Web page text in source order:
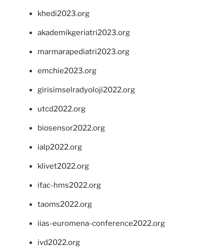
khedi2023.org
akademikgeriatri2023.org
marmarapediatri2023.org
emchie2023.org
girisimselradyoloji2022.org
utcd2022.org
biosensor2022.org
ialp2022.org
klivet2022.org
ifac-hms2022.org
taoms2022.org
iias-euromena-conference2022.org
ivd2022.org